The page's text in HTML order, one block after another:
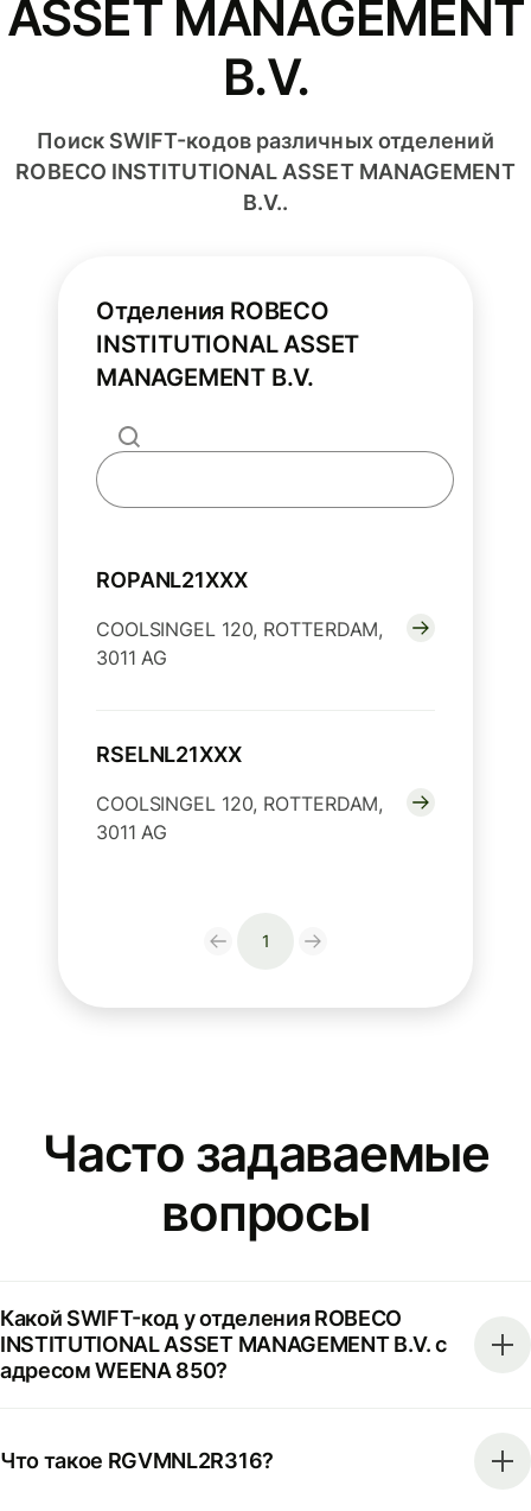
ASSET MANAGEMENT
B.V.
Поиск SWIFT-кодов различных отделений
ROBECO INSTITUTIONAL ASSET MANAGEMENT
B.V..
Отделения ROBECO
INSTITUTIONAL ASSET
MANAGEMENT B.V.
ROPANL21XXX
COOLSINGEL 120, ROTTERDAM,
3011 AG
RSELNL21XXX
COOLSINGEL 120, ROTTERDAM,
3011 AG
1
Часто задаваемые
вопросы
Какой SWIFT-код у отделения ROBECO
INSTITUTIONAL ASSET MANAGEMENT B.V. с
адресом WEENA 850?
Что такое RGVMNL2R316?